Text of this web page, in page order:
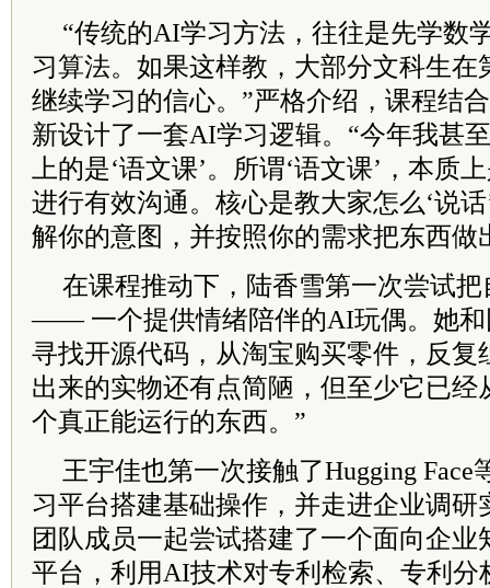
“传统的AI学习方法，往往是先学数
习算法。如果这样教，大部分文科生在
继续学习的信心。”严格介绍，课程结
新设计了一套AI学习逻辑。“今年我甚
上的是‘语文课’。所谓‘语文课’，本质
进行有效沟通。核心是教大家怎么‘说
解你的意图，并按照你的需求把东西做
在课程推动下，陆香雪第一次尝试
—— 一个提供情绪陪伴的AI玩偶。她和
寻找开源代码，从淘宝购买零件，反复
出来的实物还有点简陋，但至少它已经
个真正能运行的东西。”
王宇佳也第一次接触了Hugging Face
习平台搭建基础操作，并走进企业调研
团队成员一起尝试搭建了一个面向企业
平台，利用AI技术对专利检索、专利分